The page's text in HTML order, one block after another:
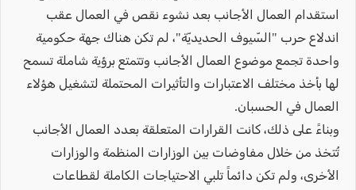
استقدام العمال الأجانب بعد نشوء نقص في العمال عقب
اندلاع حرب "السّيوف الحديديّة"، لم تكن هناك جهة حكومية
واحدة تجمع موضوع العمال الأجانب وتتمتع برؤية شاملة تسمح
لها بأخذ مختلف الاعتبارات والتأثيرات المحتملة لتشغيل هؤلاء
العمال في الحسبان.
وبناءً على ذلك، كانت القرارات المتعلقة بعدد العمال الأجانب
تُتخذ من خلال مفاوضات بين الوزارات المنظمة والوزارات
الأخرى، ولم تكن دائماً تلبي الاحتياجات الكاملة لقطاعات